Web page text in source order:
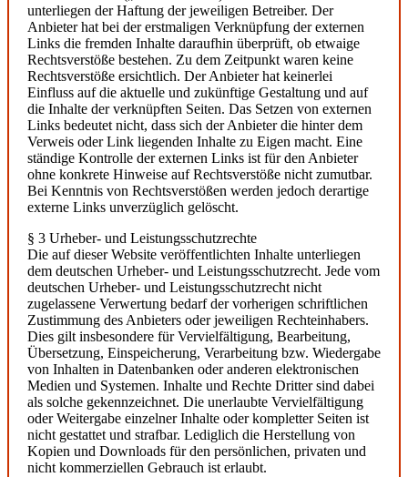
unterliegen der Haftung der jeweiligen Betreiber. Der
Anbieter hat bei der erstmaligen Verknüpfung der externen
Links die fremden Inhalte daraufhin überprüft, ob etwaige
Rechtsverstöße bestehen. Zu dem Zeitpunkt waren keine
Rechtsverstöße ersichtlich. Der Anbieter hat keinerlei
Einfluss auf die aktuelle und zukünftige Gestaltung und auf
die Inhalte der verknüpften Seiten. Das Setzen von externen
Links bedeutet nicht, dass sich der Anbieter die hinter dem
Verweis oder Link liegenden Inhalte zu Eigen macht. Eine
ständige Kontrolle der externen Links ist für den Anbieter
ohne konkrete Hinweise auf Rechtsverstöße nicht zumutbar.
Bei Kenntnis von Rechtsverstößen werden jedoch derartige
externe Links unverzüglich gelöscht.
§ 3 Urheber- und Leistungsschutzrechte
Die auf dieser Website veröffentlichten Inhalte unterliegen
dem deutschen Urheber- und Leistungsschutzrecht. Jede vom
deutschen Urheber- und Leistungsschutzrecht nicht
zugelassene Verwertung bedarf der vorherigen schriftlichen
Zustimmung des Anbieters oder jeweiligen Rechteinhabers.
Dies gilt insbesondere für Vervielfältigung, Bearbeitung,
Übersetzung, Einspeicherung, Verarbeitung bzw. Wiedergabe
von Inhalten in Datenbanken oder anderen elektronischen
Medien und Systemen. Inhalte und Rechte Dritter sind dabei
als solche gekennzeichnet. Die unerlaubte Vervielfältigung
oder Weitergabe einzelner Inhalte oder kompletter Seiten ist
nicht gestattet und strafbar. Lediglich die Herstellung von
Kopien und Downloads für den persönlichen, privaten und
nicht kommerziellen Gebrauch ist erlaubt.